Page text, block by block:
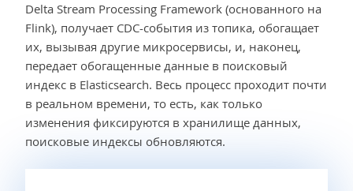
Delta Stream Processing Framework (основанного на
Flink), получает CDC-события из топика, обогащает
их, вызывая другие микросервисы, и, наконец,
передает обогащенные данные в поисковый
индекс в Elasticsearch. Весь процесс проходит почти
в реальном времени, то есть, как только
изменения фиксируются в хранилище данных,
поисковые индексы обновляются.